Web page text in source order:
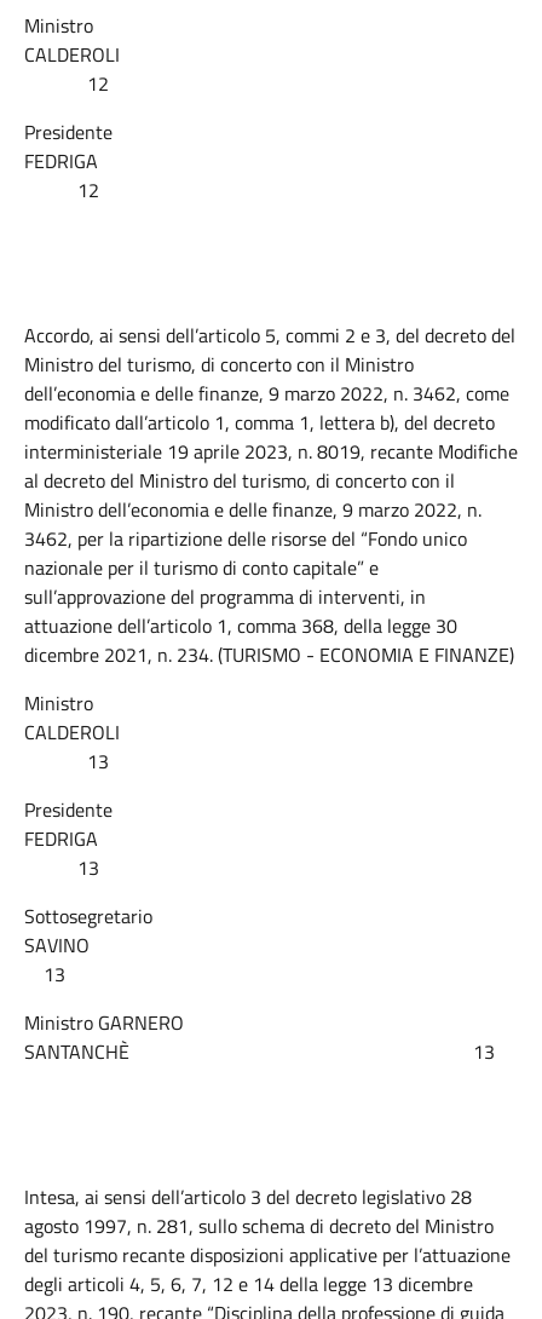
Ministro
CALDEROLI
12
Presidente
FEDRIGA
12
Accordo, ai sensi dell’articolo 5, commi 2 e 3, del decreto del
Ministro del turismo, di concerto con il Ministro
dell’economia e delle finanze, 9 marzo 2022, n. 3462, come
modificato dall’articolo 1, comma 1, lettera b), del decreto
interministeriale 19 aprile 2023, n. 8019, recante Modifiche
al decreto del Ministro del turismo, di concerto con il
Ministro dell’economia e delle finanze, 9 marzo 2022, n.
3462, per la ripartizione delle risorse del “Fondo unico
nazionale per il turismo di conto capitale” e
sull’approvazione del programma di interventi, in
attuazione dell’articolo 1, comma 368, della legge 30
dicembre 2021, n. 234. (TURISMO - ECONOMIA E FINANZE)
Ministro
CALDEROLI
13
Presidente
FEDRIGA
13
Sottosegretario
SAVINO
13
Ministro GARNERO
SANTANCHÈ 13
Intesa, ai sensi dell’articolo 3 del decreto legislativo 28
agosto 1997, n. 281, sullo schema di decreto del Ministro
del turismo recante disposizioni applicative per l’attuazione
degli articoli 4, 5, 6, 7, 12 e 14 della legge 13 dicembre
2023, n. 190, recante “Disciplina della professione di guida